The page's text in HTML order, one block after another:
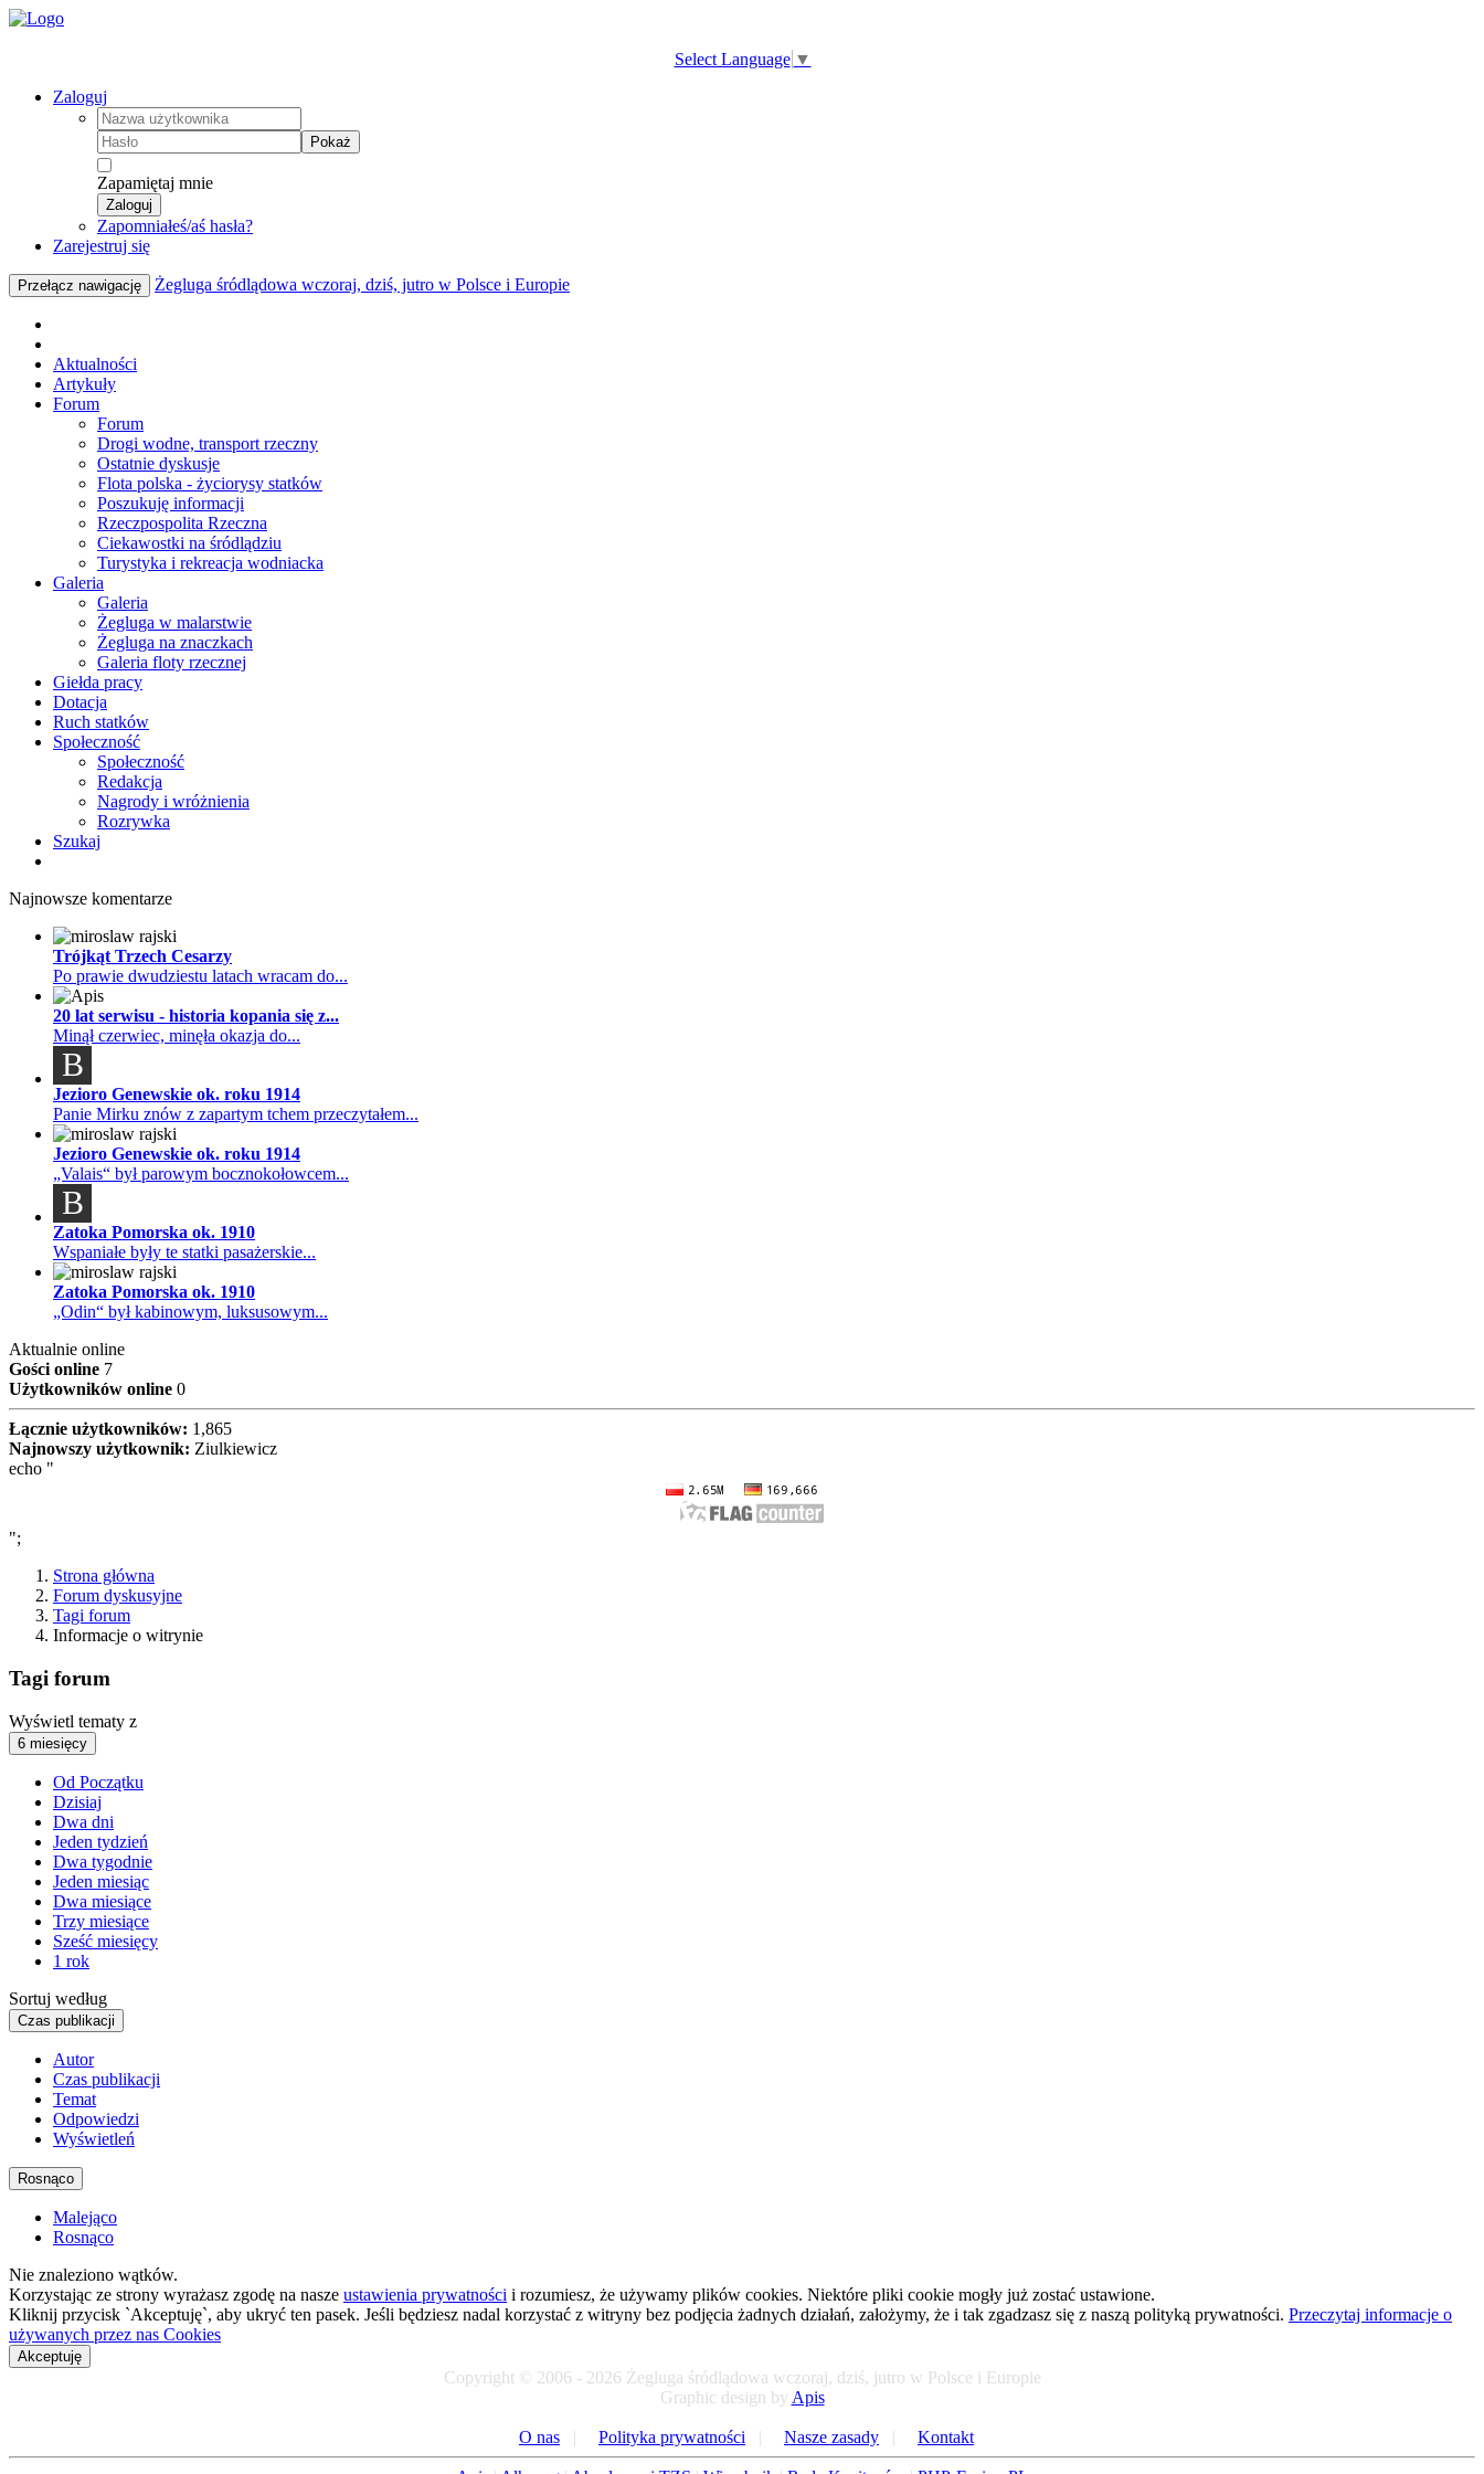
Select Language ▼
Zaloguj
Pokaż
Zapamiętaj mnie
Zaloguj
Zapomniałeś/aś hasła?
Zarejestruj się
Przełącz nawigację Żegluga śródlądowa wczoraj, dziś, jutro w Polsce i Europie
Aktualności
Artykuły
Forum
Forum
Drogi wodne, transport rzeczny
Ostatnie dyskusje
Flota polska - życiorysy statków
Poszukuję informacji
Rzeczpospolita Rzeczna
Ciekawostki na śródlądziu
Turystyka i rekreacja wodniacka
Galeria
Galeria
Żegluga w malarstwie
Żegluga na znaczkach
Galeria floty rzecznej
Giełda pracy
Dotacja
Ruch statków
Społeczność
Społeczność
Redakcja
Nagrody i wróżnienia
Rozrywka
Szukaj
Najnowsze komentarze
Trójkąt Trzech Cesarzy
Po prawie dwudziestu latach wracam do...
20 lat serwisu - historia kopania się z...
Minął czerwiec, minęła okazja do...
B
Jezioro Genewskie ok. roku 1914
Panie Mirku znów z zapartym tchem przeczytałem...
Jezioro Genewskie ok. roku 1914
„Valais“ był parowym bocznokołowcem...
B
Zatoka Pomorska ok. 1910
Wspaniałe były te statki pasażerskie...
Zatoka Pomorska ok. 1910
„Odin“ był kabinowym, luksusowym...
Aktualnie online
Gości online 7
Użytkowników online 0
Łącznie użytkowników: 1,865
Najnowszy użytkownik: Ziulkiewicz
echo "
";
Strona główna
Forum dyskusyjne
Tagi forum
Informacje o witrynie
Tagi forum
Wyświetl tematy z
6 miesięcy
Od Początku
Dzisiaj
Dwa dni
Jeden tydzień
Dwa tygodnie
Jeden miesiąc
Dwa miesiące
Trzy miesiące
Sześć miesięcy
1 rok
Sortuj według
Czas publikacji
Autor
Czas publikacji
Temat
Odpowiedzi
Wyświetleń
Rosnąco
Malejąco
Rosnąco
Nie znaleziono wątków.
Korzystając ze strony wyrażasz zgodę na nasze ustawienia prywatności i rozumiesz, że używamy plików cookies. Niektóre pliki cookie mogły już zostać ustawione.
Kliknij przycisk `Akceptuję`, aby ukryć ten pasek. Jeśli będziesz nadal korzystać z witryny bez podjęcia żadnych działań, założymy, że i tak zgadzasz się z naszą polityką prywatności. Przeczytaj informacje o
używanych przez nas Cookies
Akceptuję
Copyright © 2006 - 2026 Żegluga śródlądowa wczoraj, dziś, jutro w Polsce i Europie
Graphic design by Apis
O nas | Polityka prywatności | Nasze zasady | Kontakt